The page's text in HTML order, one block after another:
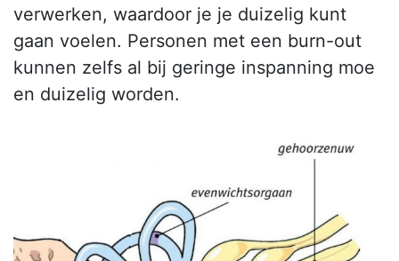
verwerken, waardoor je je duizelig kunt
gaan voelen. Personen met een burn-out
kunnen zelfs al bij geringe inspanning moe
en duizelig worden.